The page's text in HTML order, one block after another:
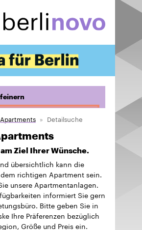
zum
Inhalt
Apartments Detailsuche
Ziel Ihrer Wünsche.
übersichtlich kann die
richtigen Apartment sein.
unsere Apartmentanlagen.
informiert Sie gern
Bitte geben Sie in
Ihre Präferenzen bezüglich
Größe und Preis ein.